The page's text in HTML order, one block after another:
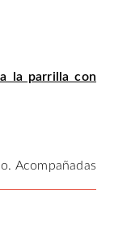
la parrilla con
Acompañadas